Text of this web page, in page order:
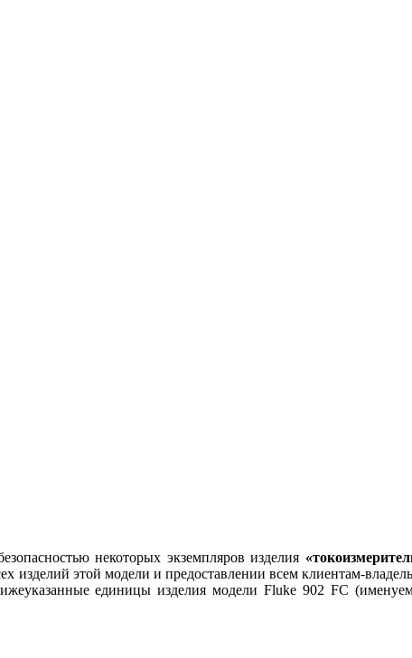
некоторых экземпляров изделия
этой модели и предоставлении всем клиентам-
единицы изделия модели Fluke 902 FC